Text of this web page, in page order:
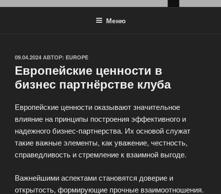
Меню
ОПУБЛИКОВАНО
09.04.2024 АВТОР: EUROPE
Европейские ценности в
бизнес партнёрстве клуба
Европейские ценности оказывают значительное
влияние на принципы построения эффективного и
надежного бизнес-партнерства. Их основой служат
такие важные элементы, как уважение, честность,
справедливость и стремление к взаимной выгоде.
Важнейшими аспектами становятся доверие и
открытость, формирующие прочные взаимоотношения.